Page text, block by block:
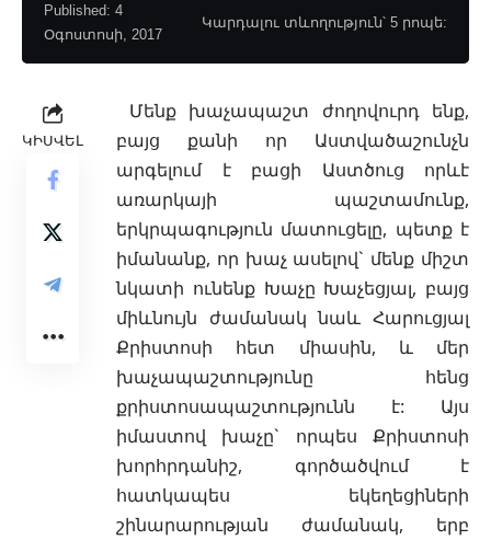
Published: 4
Օգոստոսի, 2017
Կարդալու տևողություն՝ 5 րոպե:
ԿԻՍՎԵԼ
Մենք խաչապաշտ ժողովուրդ ենք,
բայց քանի որ Աստվածաշունչն
արգելում է բացի Աստծուց որևէ
առարկայի պաշտամունք,
երկրպագություն մատուցելը, պետք է
իմանանք, որ խաչ ասելով` մենք միշտ
նկատի ունենք Խաչը Խաչեցյալ, բայց
միևնույն ժամանակ նաև Հարուցյալ
Քրիստոսի հետ միասին, և մեր
խաչապաշտությունը հենց
քրիստոսապաշտությունն է: Այս
իմաստով խաչը` որպես Քրիստոսի
խորհրդանիշ, գործածվում է
հատկապես եկեղեցիների
շինարարության ժամանակ, երբ